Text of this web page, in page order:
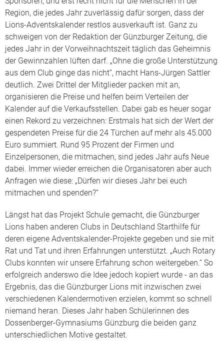
Region, die jedes Jahr zuverlässig dafür sorgen, dass der
Lions-Adventskalender restlos ausverkauft ist. Ganz zu
schweigen von der Redaktion der Günzburger Zeitung, die
jedes Jahr in der Vorweihnachtszeit täglich das Geheimnis
der Gewinnzahlen lüften darf. „Ohne die große Unterstützung
aus dem Club ginge das nicht“, macht Hans-Jürgen Sattler
deutlich. Zwei Drittel der Mitglieder packen mit an,
organisieren die Preise und helfen beim Verteilen der
Kalender auf die Verkaufsstellen. Dabei gab es heuer sogar
einen Rekord zu verzeichnen: Erstmals hat sich der Wert der
gespendeten Preise für die 24 Türchen auf mehr als 45.000
Euro summiert. Rund 95 Prozent der Firmen und
Einzelpersonen, die mitmachen, sind jedes Jahr aufs Neue
dabei. Immer wieder erreichen die Organisatoren aber auch
Anfragen wie diese: „Dürfen wir dieses Jahr bei euch
mitmachen und spenden?“
Längst hat das Projekt Schule gemacht, die Günzburger
Lions haben anderen Clubs in Deutschland Starthilfe für
deren eigene Adventskalender-Projekte gegeben und sie mit
Rat und Tat und ihren Erfahrungen unterstützt. „Auch Rotary
Clubs konnten wir unsere Erfahrung schon weitergeben.“ So
erfolgreich anderswo die Idee jedoch kopiert wurde - an das
Ergebnis, das die Günzburger Lions mit inzwischen zwei
verschiedenen Kalendermotiven erzielen, kommt so schnell
niemand heran. Dieses Jahr haben Schülerinnen des
Dossenberger-Gymnasiums Günzburg die beiden ganz
unterschiedlichen Motive gestaltet.